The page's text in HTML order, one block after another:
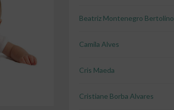
Beatriz Montenegro Bertolino
Camila Alves
Cris Maeda
Cristiane Borba Alvares